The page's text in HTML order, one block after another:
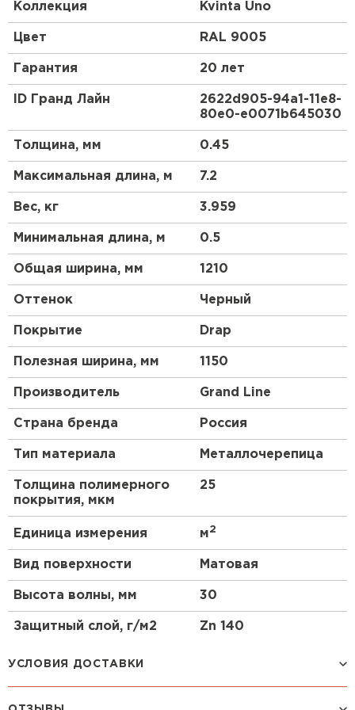
Коллекция Kvinta Uno
Цвет RAL 9005
Гарантия 20 лет
ID Гранд Лайн
2622d905-94a1-11e8-
80e0-e0071b645030
Толщина, мм 0.45
Максимальная длина, м 7.2
Вес, кг 3.959
Минимальная длина, м 0.5
Общая ширина, мм 1210
Оттенок Черный
Покрытие Drap
Полезная ширина, мм 1150
Производитель Grand Line
Страна бренда Россия
Тип материала Металлочерепица
Толщина полимерного
покрытия, мкм
25
Единица измерения м2
Вид поверхности Матовая
Высота волны, мм 30
Защитный слой, г/м2 Zn 140
УСЛОВИЯ ДОСТАВКИ